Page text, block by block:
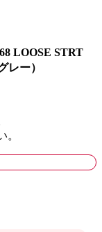
LOOSE STRT
ー）
。